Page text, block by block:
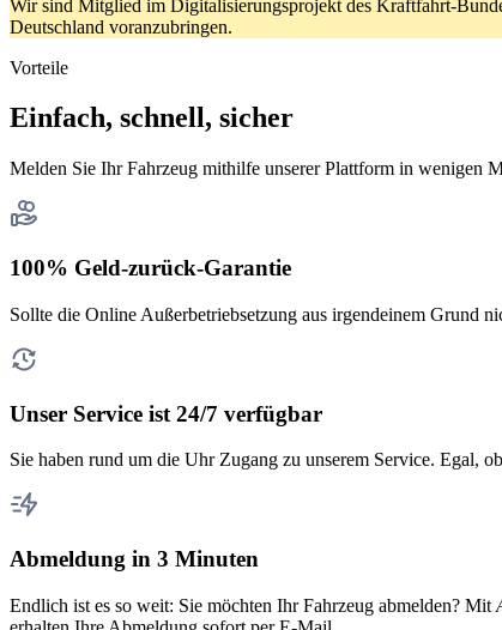
Wir sind Mitglied im Digitalisierungsprojekt des Kraftfahrt-
Deutschland voranzubringen.
Vorteile
Einfach, schnell, sicher
Melden Sie Ihr Fahrzeug mithilfe unserer Plattform in wenigen
100% Geld-zurück-Garantie
Sollte die Online Außerbetriebsetzung aus irgendeinem Grund
Unser Service ist 24/7 verfügbar
Sie haben rund um die Uhr Zugang zu unserem Service. Egal,
Abmeldung in 3 Minuten
Endlich ist es so weit: Sie möchten Ihr Fahrzeug abmelden? Mit